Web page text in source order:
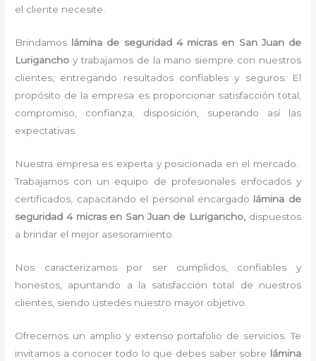
el cliente necesite.
Brindamos lámina de seguridad 4 micras en San Juan de
Lurigancho y trabajamos de la mano siempre con nuestros
clientes, entregando resultados confiables y seguros. El
propósito de la empresa es proporcionar satisfacción total,
compromiso, confianza, disposición, superando así las
expectativas.
Nuestra empresa es experta y posicionada en el mercado.
Trabajamos con un equipo de profesionales enfocados y
certificados, capacitando el personal encargado lámina de
seguridad 4 micras en San Juan de Lurigancho, dispuestos
a brindar el mejor asesoramiento.
Nos caracterizamos por ser cumplidos, confiables y
honestos, apuntando a la satisfacción total de nuestros
clientes, siendo ustedes nuestro mayor objetivo.
Ofrecemos un amplio y extenso portafolio de servicios. Te
invitamos a conocer todo lo que debes saber sobre lámina